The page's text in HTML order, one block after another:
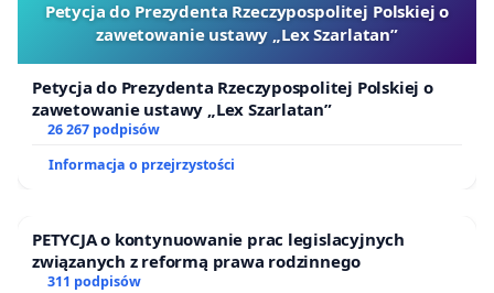
Petycja do Prezydenta Rzeczypospolitej Polskiej o
zawetowanie ustawy „Lex Szarlatan”
Petycja do Prezydenta Rzeczypospolitej Polskiej o
zawetowanie ustawy „Lex Szarlatan”
26 267 podpisów
Informacja o przejrzystości
PETYCJA o kontynuowanie prac legislacyjnych
związanych z reformą prawa rodzinnego
311 podpisów